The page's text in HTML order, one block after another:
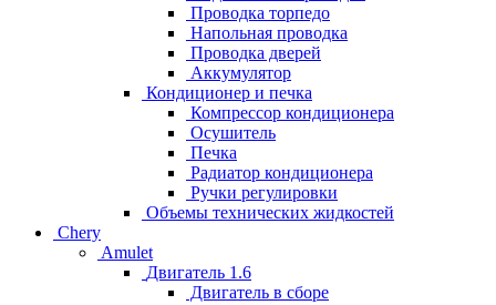
Проводка торпедо
Напольная проводка
Проводка дверей
Аккумулятор
Кондиционер и печка
Компрессор кондиционера
Осушитель
Печка
Радиатор кондиционера
Ручки регулировки
Объемы технических жидкостей
Chery
Amulet
Двигатель 1.6
Двигатель в сборе